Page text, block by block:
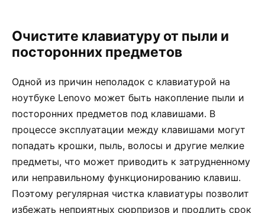
Очистите клавиатуру от пыли и
посторонних предметов
Одной из причин неполадок с клавиатурой на
ноутбуке Lenovo может быть накопление пыли и
посторонних предметов под клавишами. В
процессе эксплуатации между клавишами могут
попадать крошки, пыль, волосы и другие мелкие
предметы, что может приводить к затрудненному
или неправильному функционированию клавиш.
Поэтому регулярная чистка клавиатуры позволит
избежать неприятных сюрпризов и продлить срок